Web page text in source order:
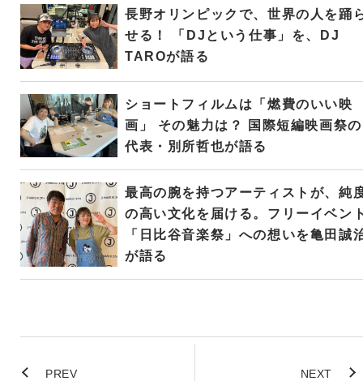
長野オリンピックで、世界の人を踊
せる！ 「DJという仕事」を、DJ
TAROが語る
ショートフィルムは「燃費のいい映
画」 その魅力は？ 国際短編映画祭の
代表・別所哲也が語る
最高の腕を持つアーティストが、純
の高い文化を届ける。フリーイベン
「日比谷音楽祭」への想いを亀田誠
が語る
PREV NEXT